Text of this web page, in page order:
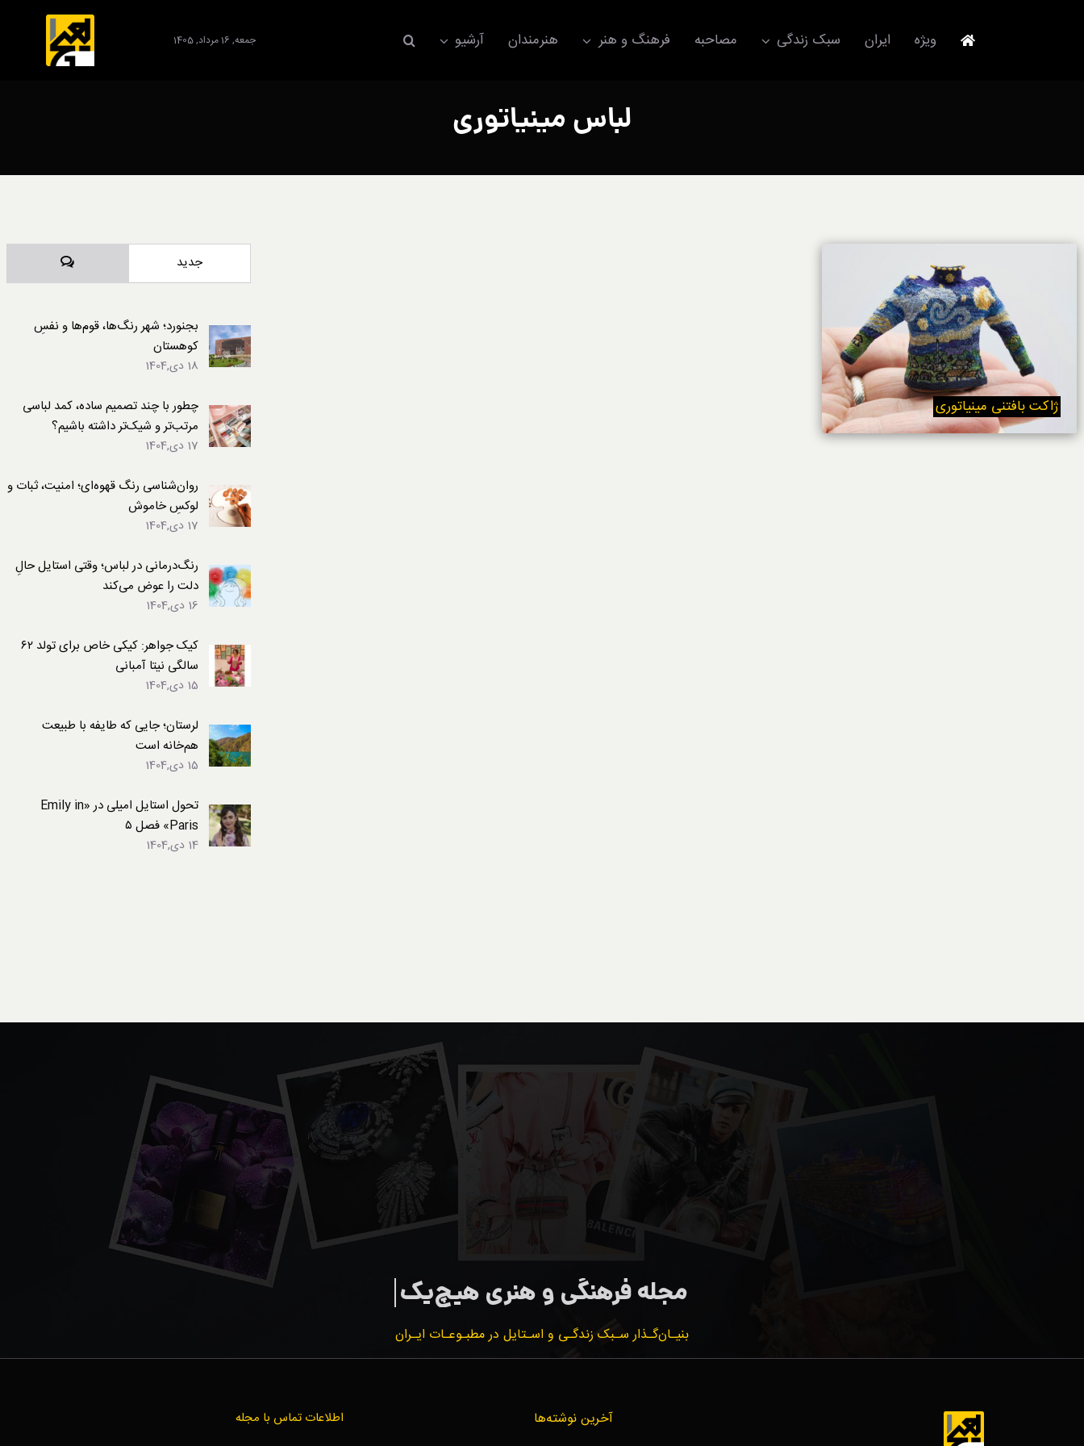
ویژه ایران سبک زندگی
استایل
آداب معاشرت
خوردنی‌ها
مصاحبه فرهنگ و هنر هنرمندان آرشیو جمعه, 16 مرداد, 1405
لباس مینیاتوری
ژاکت بافتنی مینیاتوری
جدید دیدگاه‌ها
بجنورد؛ شهر رنگ‌ها، قوم‌ها و نفسِ
کوهستان
18 دی,1404
چطور با چند تصمیم ساده، کمد لباسی
مرتب‌تر و شیک‌تر داشته باشیم؟
17 دی,1404
روان‌شناسی رنگ قهوه‌ای؛ امنیت، ثبات و
لوکسِ خاموش
17 دی,1404
رنگ‌درمانی در لباس؛ وقتی استایل حالِ
دلت را عوض می‌کند
16 دی,1404
کیک جواهر: کیکی خاص برای تولد ۶۲
سالگی نیتا آمبانی
15 دی,1404
لرستان؛ جایی که طایفه با طبیعت
هم‌خانه است
15 دی,1404
تحول استایل امیلی در «Emily in
Paris» فصل ۵
14 دی,1404
بنیـان‌گـذار سـبک زندگـی و اسـتایل در مطبـوعـات ایـران
آخرین نوشته‌ها اطلاعات تماس با مجله